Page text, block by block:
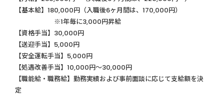
【基本給】180,000円（入職後6ヶ月間は、170,000円）
※1年毎に3,000円昇給
【資格手当】30,000円
【送迎手当】5,000円
【安全運転手当】5,000円
【処遇改善手当】10,000円～30,000円
【職能給・職務給】勤務実績および事前面談に応じて支給額を決
定